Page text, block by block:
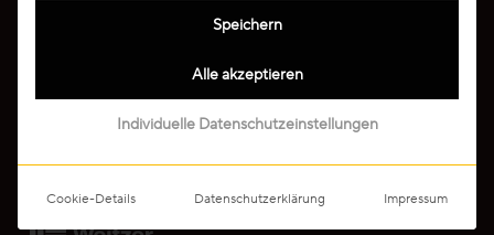
Lebhaft
Wild
Speichern
Alle akzeptieren
Individuelle Datenschutzeinstellungen
Cookie-Details Datenschutzerklärung Impressum